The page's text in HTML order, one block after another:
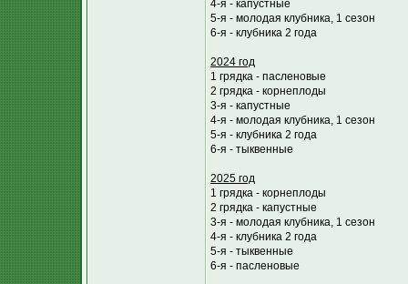
4-я - капустные
5-я - молодая клубника, 1 сезон
6-я - клубника 2 года
2024 год
1 грядка - пасленовые
2 грядка - корнеплоды
3-я - капустные
4-я - молодая клубника, 1 сезон
5-я - клубника 2 года
6-я - тыквенные
2025 год
1 грядка - корнеплоды
2 грядка - капустные
3-я - молодая клубника, 1 сезон
4-я - клубника 2 года
5-я - тыквенные
6-я - пасленовые